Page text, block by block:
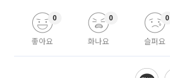
좋아요
0
화나요
0
슬퍼요
0